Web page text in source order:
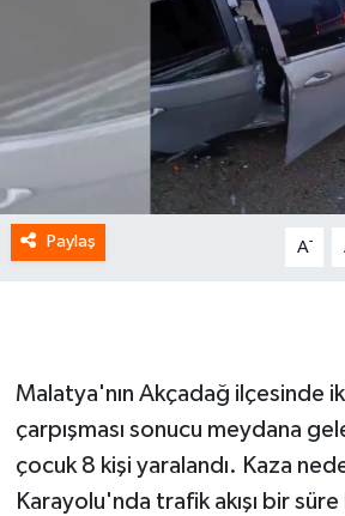
Paylaş A-
Malatya'nın Akçadağ ilçesinde
çarpışması sonucu meydana
çocuk 8 kişi yaralandı. Kaza
Karayolu'nda trafik akışı bir